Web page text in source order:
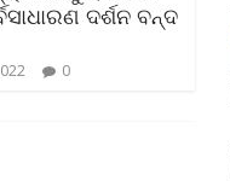
ଦର୍ଶନ ବନ୍ଦ
0